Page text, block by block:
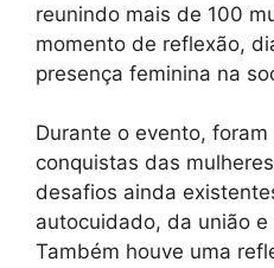
reunindo mais de 100
momento de reflexão,
presença feminina na
Durante o evento,
conquistas das
desafios ainda
autocuidado, da união
Também houve uma